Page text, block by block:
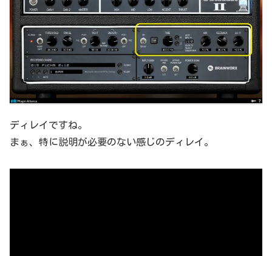
ディレイですね。
まぁ、特に説明が必要のない感じのディレイ。